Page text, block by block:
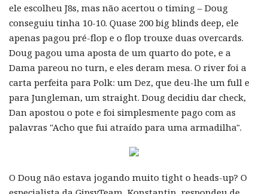
ele escolheu J8s, mas não acertou o timing – Doug
conseguiu tinha 10-10. Quase 200 big blinds deep, ele
apenas pagou pré-flop e o flop trouxe duas overcards.
Doug pagou uma aposta de um quarto do pote, e a
Dama pareou no turn, e eles deram mesa. O river foi a
carta perfeita para Polk: um Dez, que deu-lhe um full e
para Jungleman, um straight. Doug decidiu dar check,
Dan apostou o pote e foi simplesmente pago com as
palavras "Acho que fui atraído para uma armadilha".
O Doug não estava jogando muito tight o heads-up? O